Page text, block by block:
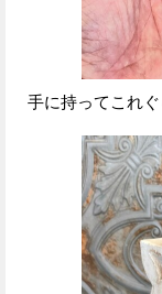
手に持ってこれ